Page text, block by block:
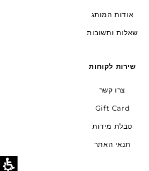
אודות המותג
שאלות ותשובות
שירות לקוחות
צרו קשר
Gift Card
טבלת מידות
תנאי האתר